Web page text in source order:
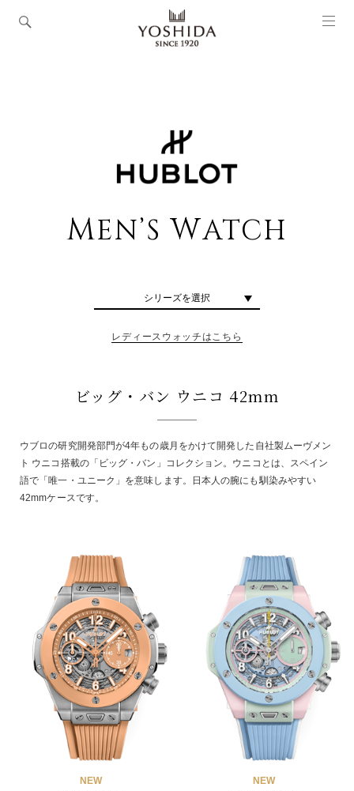
MEN’S WATCH
シリーズを選択
レディースウォッチはこちら
ビッグ・バン ウニコ 42mm
ウブロの研究開発部門が4年もの歳月をかけて開発した自社製ムーヴメン
ト ウニコ搭載の「ビッグ・バン」コレクション。ウニコとは、スペイン
語で「唯一・ユニーク」を意味します。日本人の腕にも馴染みやすい
42mmケースです。
NEW NEW